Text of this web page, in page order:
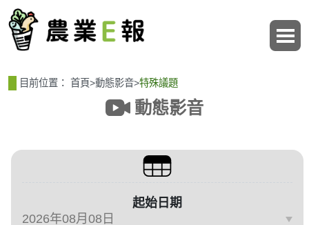
目前位置： 首頁>動態影音>特殊議題
動態影音
篩選、排序與主題分類
起始日期